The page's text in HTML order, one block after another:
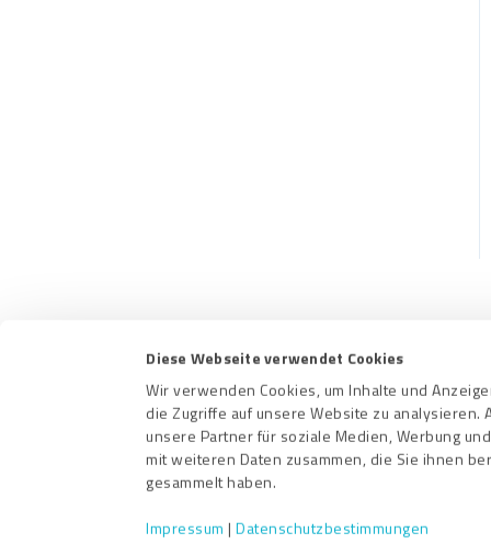
Diese Webseite verwendet Cookies
Wir verwenden Cookies, um Inhalte und
die Zugriffe auf unsere Website zu
unsere Partner für soziale Medien, Werbung
mit weiteren Daten zusammen, die Sie ihnen
gesammelt haben.
Impressum |Datenschutzbestimmungen
Kontakt